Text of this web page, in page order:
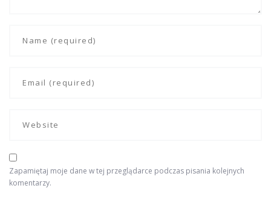
Zapamiętaj moje dane w tej przeglądarce podczas pisania kolejnych
komentarzy.